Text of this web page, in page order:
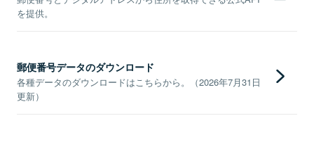
を提供。
郵便番号データのダウンロード
各種データのダウンロードはこちらから。（2026年7月31日
更新）